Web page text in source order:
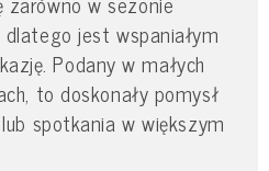
jest wspaniałym
Podany w małych
to doskonały pomysł
spotkania w większym